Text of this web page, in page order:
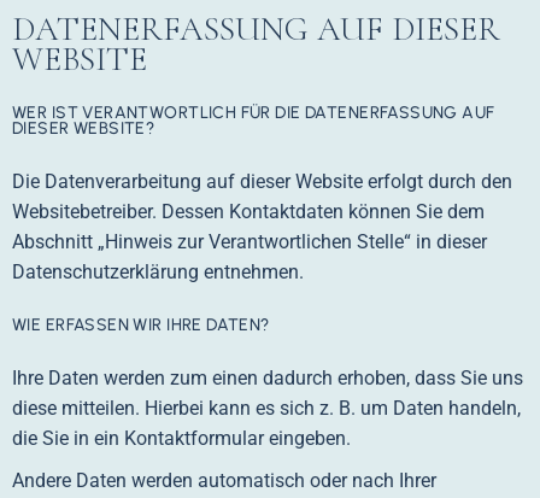
DATENERFASSUNG AUF DIESER
WEBSITE
WER IST VERANTWORTLICH FÜR DIE DATENERFASSUNG AUF
DIESER WEBSITE?
Die Datenverarbeitung auf dieser Website erfolgt durch den
Websitebetreiber. Dessen Kontaktdaten können Sie dem
Abschnitt „Hinweis zur Verantwortlichen Stelle“ in dieser
Datenschutzerklärung entnehmen.
WIE ERFASSEN WIR IHRE DATEN?
Ihre Daten werden zum einen dadurch erhoben, dass Sie uns
diese mitteilen. Hierbei kann es sich z. B. um Daten handeln,
die Sie in ein Kontaktformular eingeben.
Andere Daten werden automatisch oder nach Ihrer